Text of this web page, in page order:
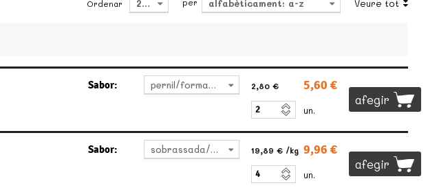
Veure tot
alfabèticament: a-z
Ordenar 24
Sabor: pernil/formatge 2,80 € 5,60 €
un.
afegir
Sabor: sobrassada/formatge 19,89 € /kg 9,96 €
un.
afegir